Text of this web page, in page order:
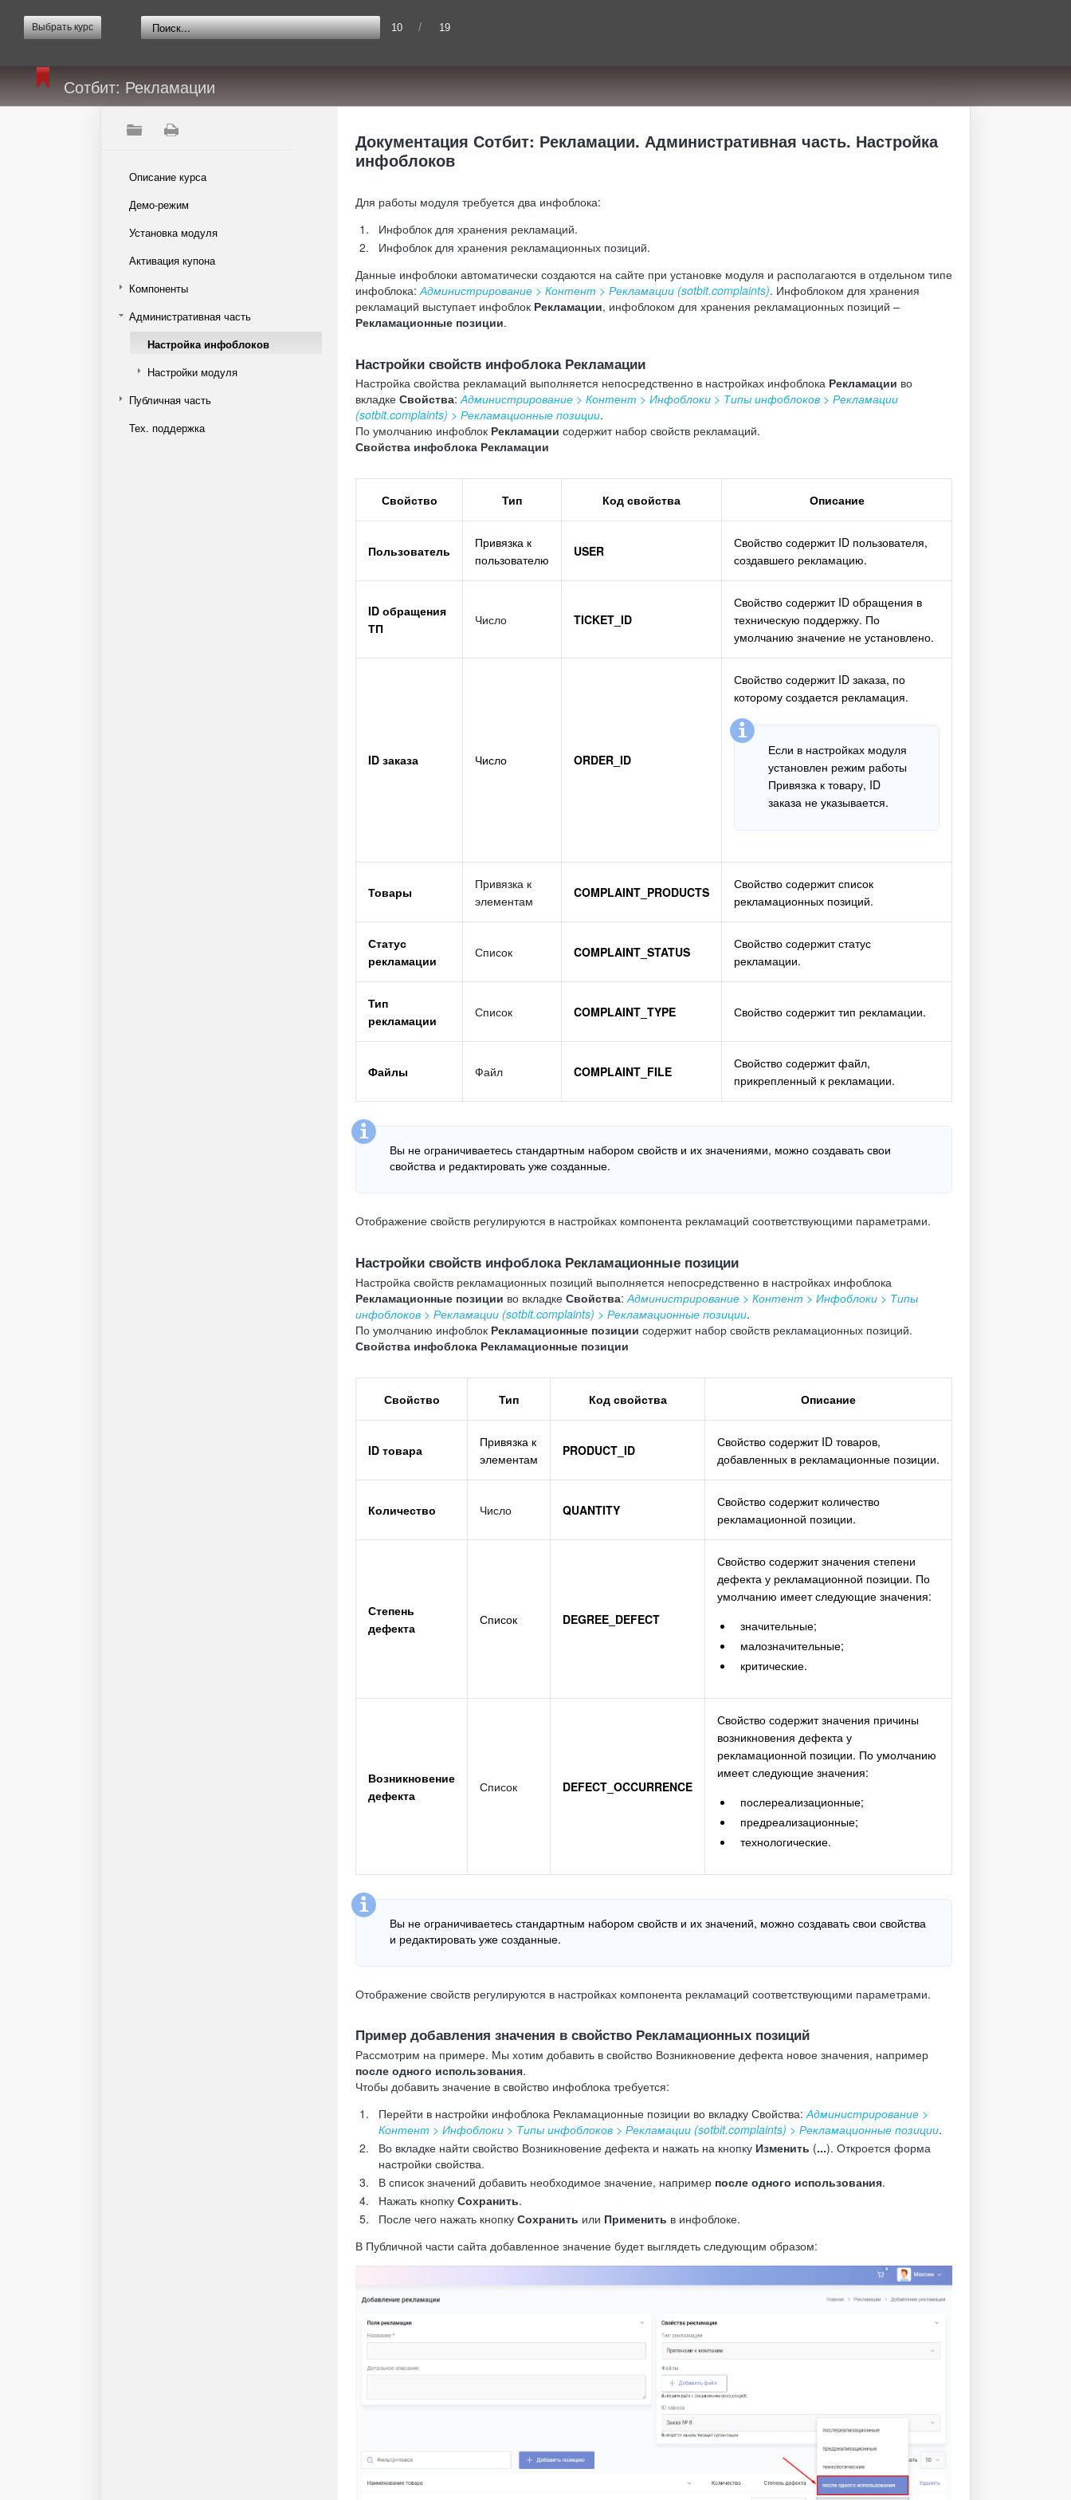
Выбрать курс 10 / 19
Сотбит: Рекламации
Описание курса
Демо-режим
Установка модуля
Активация купона
Компоненты
Административная часть
Настройка инфоблоков
Настройки модуля
Публичная часть
Тех. поддержка
Документация Сотбит: Рекламации. Административная часть. Настройка
инфоблоков
Для работы модуля требуется два инфоблока:
Инфоблок для хранения рекламаций.
Инфоблок для хранения рекламационных позиций.
Данные инфоблоки автоматически создаются на сайте при установке модуля и располагаются в отдельном типе
инфоблока:Администрирование > Контент > Рекламации (sotbit.complaints). Инфоблоком для хранения
рекламаций выступает инфоблок Рекламации, инфоблоком для хранения рекламационных позиций –
Рекламационные позиции.
Настройки свойств инфоблока Рекламации
Настройка свойства рекламаций выполняется непосредственно в настройках инфоблока Рекламации во
вкладке Свойства:Администрирование > Контент > Инфоблоки > Типы инфоблоков > Рекламации
(sotbit.complaints) > Рекламационные позиции.
По умолчанию инфоблок Рекламации содержит набор свойств рекламаций.
Свойства инфоблока Рекламации
Свойство Тип Код свойства Описание
Пользователь
Привязка к
пользователю
USER
Свойство содержит ID пользователя,
создавшего рекламацию.
ID обращения
ТП
Число TICKET_ID
Свойство содержит ID обращения в
техническую поддержку. По
умолчанию значение не установлено.
ID заказа Число ORDER_ID
Свойство содержит ID заказа, по
которому создается рекламация.
Если в настройках модуля
установлен режим работы
Привязка к товару, ID
заказа не указывается.
Товары
Привязка к
элементам
COMPLAINT_PRODUCTS
Свойство содержит список
рекламационных позиций.
Статус
рекламации
Список COMPLAINT_STATUS
Свойство содержит статус
рекламации.
Тип
рекламации
Список COMPLAINT_TYPE Свойство содержит тип рекламации.
Файлы Файл COMPLAINT_FILE
Свойство содержит файл,
прикрепленный к рекламации.
Вы не ограничиваетесь стандартным набором свойств и их значениями, можно создавать свои
свойства и редактировать уже созданные.
Отображение свойств регулируются в настройках компонента рекламаций соответствующими параметрами.
Настройки свойств инфоблока Рекламационные позиции
Настройка свойств рекламационных позиций выполняется непосредственно в настройках инфоблока
Рекламационные позиции во вкладке Свойства: Администрирование > Контент > Инфоблоки > Типы
инфоблоков > Рекламации (sotbit.complaints) > Рекламационные позиции.
По умолчанию инфоблок Рекламационные позиции содержит набор свойств рекламационных позиций.
Свойства инфоблока Рекламационные позиции
Свойство Тип Код свойства Описание
ID товара
Привязка к
элементам
PRODUCT_ID
Свойство содержит ID товаров,
добавленных в рекламационные позиции.
Количество Число QUANTITY
Свойство содержит количество
рекламационной позиции.
Степень
дефекта
Список DEGREE_DEFECT
Свойство содержит значения степени
дефекта у рекламационной позиции. По
умолчанию имеет следующие значения:
значительные;
малозначительные;
критические.
Возникновение
дефекта
Список DEFECT_OCCURRENCE
Свойство содержит значения причины
возникновения дефекта у
рекламационной позиции. По умолчанию
имеет следующие значения:
послереализационные;
предреализационные;
технологические.
Вы не ограничиваетесь стандартным набором свойств и их значений, можно создавать свои свойства
и редактировать уже созданные.
Отображение свойств регулируются в настройках компонента рекламаций соответствующими параметрами.
Пример добавления значения в свойство Рекламационных позиций
Рассмотрим на примере. Мы хотим добавить в свойство Возникновение дефекта новое значения, например
после одного использования.
Чтобы добавить значение в свойство инфоблока требуется:
Перейти в настройки инфоблока Рекламационные позиции во вкладку Свойства: Администрирование >
Контент > Инфоблоки > Типы инфоблоков > Рекламации (sotbit.complaints) > Рекламационные позиции.
Во вкладке найти свойство Возникновение дефекта и нажать на кнопку Изменить (...). Откроется форма
настройки свойства.
В список значений добавить необходимое значение, например после одного использования.
Нажать кнопку Сохранить.
После чего нажать кнопку Сохранить или Применить в инфоблоке.
В Публичной части сайта добавленное значение будет выглядеть следующим образом: